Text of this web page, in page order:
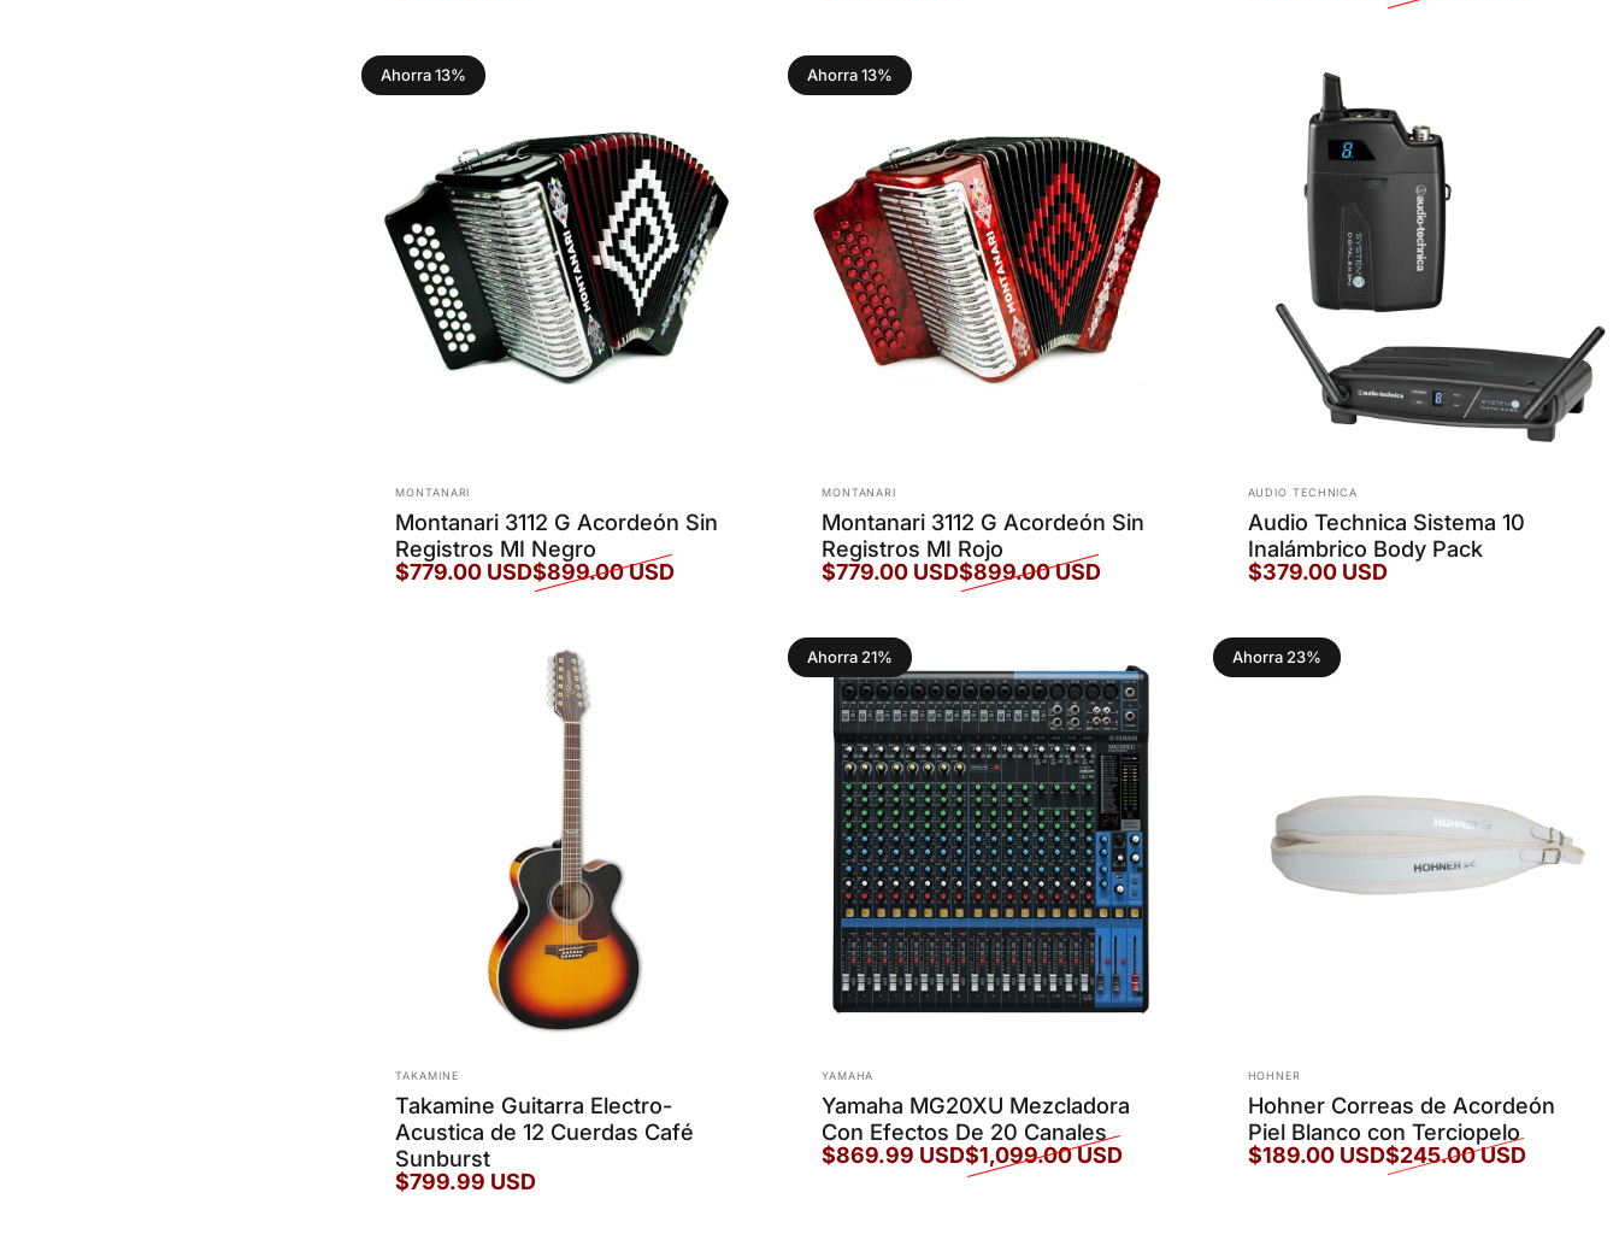
Ahorra 13%
Marca:
MONTANARI
Montanari 3112 G Acordeón Sin
Registros MI Negro
$779.00 USD$899.00 USD
5.0
Ahorra 13%
Marca:
MONTANARI
Montanari 3112 G Acordeón Sin
Registros MI Rojo
$779.00 USD$899.00 USD
Marca:
AUDIO TECHNICA
Audio Technica Sistema 10
Inalámbrico Body Pack
$379.00 USD
Marca:
TAKAMINE
Takamine Guitarra Electro-
Acustica de 12 Cuerdas Café
Sunburst
$799.99 USD
Ahorra 21%
Marca:
YAMAHA
Yamaha MG20XU Mezcladora
Con Efectos De 20 Canales
Precio de oferta
$869.99 USD
Precio habitual
$1,099.00 USD
Ahorra 23%
Marca:
HOHNER
Hohner Correas de Acordeón
Piel Blanco con Terciopelo
Precio de oferta
$189.00 USD
Precio habitual
$245.00 USD